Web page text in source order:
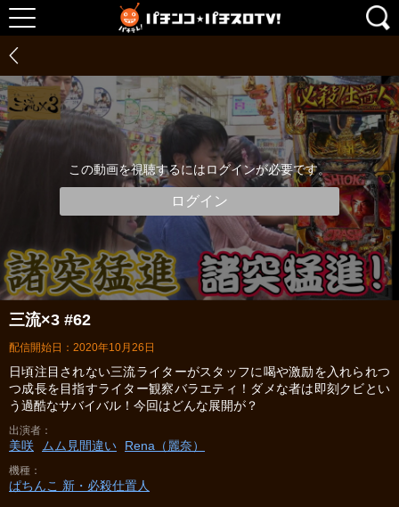
この動画を視聴するにはログインが必要です。
ログイン
三流×3 #62
配信開始日：2020年10月26日
日頃注目されない三流ライターがスタッフに喝や激励を入れられつ
つ成長を目指すライター観察バラエティ！ダメな者は即刻クビとい
う過酷なサバイバル！今回はどんな展開が？
出演者
美咲 ムム見間違い Rena（麗奈）
機種
ぱちんこ 新・必殺仕置人